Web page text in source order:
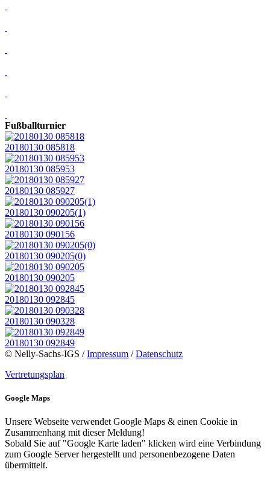
Fußballturnier
20180130 085818
20180130 085953
20180130 085927
20180130 090205(1)
20180130 090156
20180130 090205(0)
20180130 090205
20180130 092845
20180130 090328
20180130 092849
© Nelly-Sachs-IGS /Impressum /Datenschutz
Vertretungsplan
Google Maps
Unsere Webseite verwendet Google Maps & einen Cookie in
Zusammenhang mit dieser Meldung!
Sobald Sie auf "Google Karte laden" klicken wird eine Verbindung
zum Google Server hergestellt und personenbezogene Daten
übermittelt.